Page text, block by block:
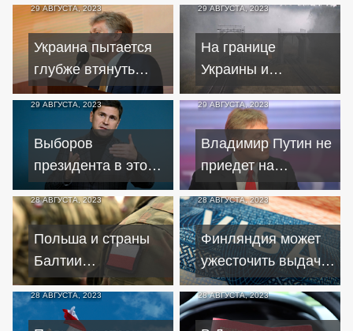
29 АВГУСТА, 2023
Украина пытается
глубже втянуть
Запад в конфликт с
РФ – Песков
29 АВГУСТА, 2023
На границе
Украины и
Беларуси взорвали
мост – что об этом
известно
29 АВГУСТА, 2023
Выборов
президента в этом
году на Украине
точно не будет –
Подоляк
29 АВГУСТА, 2023
Владимир Путин не
приедет на
похороны Евгения
Пригожина –
Песков
28 АВГУСТА, 2023
Польша и страны
Балтии
потребовали от
Беларуси
выдворить "Вагнер"
28 АВГУСТА, 2023
Финляндия может
ужесточить выдачу
россиянам виз и
вида на жительство
28 АВГУСТА, 2023 28 АВГУСТА, 2023